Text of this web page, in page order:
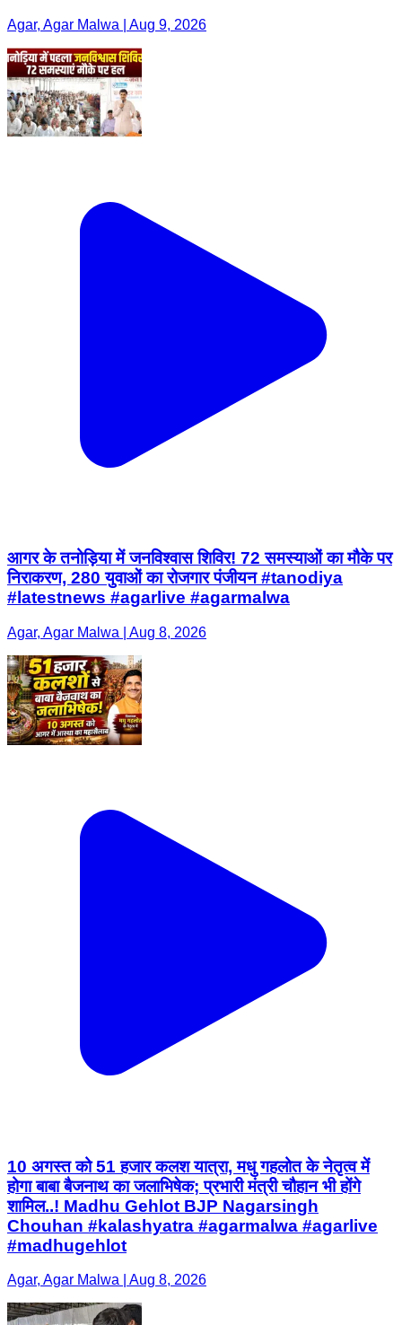
Agar, Agar Malwa | Aug 9, 2026
आगर के तनोड़िया में जनविश्वास शिविर! 72 समस्याओं का मौके पर
निराकरण, 280 युवाओं का रोजगार पंजीयन #tanodiya
#latestnews #agarlive #agarmalwa
Agar, Agar Malwa | Aug 8, 2026
10 अगस्त को 51 हजार कलश यात्रा, मधु गहलोत के नेतृत्व में
होगा बाबा बैजनाथ का जलाभिषेक; प्रभारी मंत्री चौहान भी होंगे
शामिल..! Madhu Gehlot BJP Nagarsingh
Chouhan #kalashyatra #agarmalwa #agarlive
#madhugehlot
Agar, Agar Malwa | Aug 8, 2026